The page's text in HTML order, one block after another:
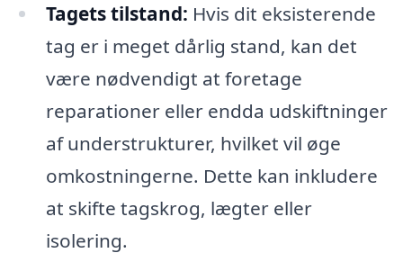
Tagets tilstand: Hvis dit eksisterende
tag er i meget dårlig stand, kan det
være nødvendigt at foretage
reparationer eller endda udskiftninger
af understrukturer, hvilket vil øge
omkostningerne. Dette kan inkludere
at skifte tagskrog, lægter eller
isolering.